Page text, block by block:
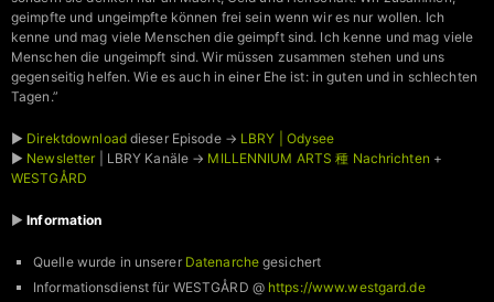
geimpfte und ungeimpfte können frei sein wenn wir es nur wollen. Ich
kenne und mag viele Menschen die geimpft sind. Ich kenne und mag viele
Menschen die ungeimpft sind. Wir müssen zusammen stehen und uns
gegenseitig helfen. Wie es auch in einer Ehe ist: in guten und in schlechten
Tagen.”
► Direktdownloaddieser Episode → LBRY | Odysee
► Newsletter | LBRY Kanäle → MILLENNIUM ARTS 種 Nachrichten +
WESTGÅRD
►Information
Quelle wurde in unserer Datenarchegesichert
Informationsdienst für WESTGÅRD @ https://www.westgard.de